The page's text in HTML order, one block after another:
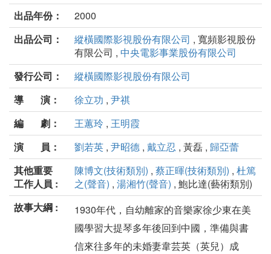
出品年份：
2000
出品公司：
縱橫國際影視股份有限公司 , 寬頻影視股份
有限公司 , 中央電影事業股份有限公司
發行公司：
縱橫國際影視股份有限公司
導 演：
徐立功 , 尹祺
編 劇：
王蕙玲 , 王明霞
演 員：
劉若英 , 尹昭德 , 戴立忍 , 黃磊 , 歸亞蕾
其他重要
工作人員 :
陳博文(技術類別) , 蔡正暉(技術類別) , 杜篤
之(聲音) , 湯湘竹(聲音) , 鮑比達(藝術類別)
故事大綱 :
1930年代，自幼離家的音樂家徐少東在美
國學習大提琴多年後回到中國，準備與書
信來往多年的未婚妻韋芸英（英兒）成